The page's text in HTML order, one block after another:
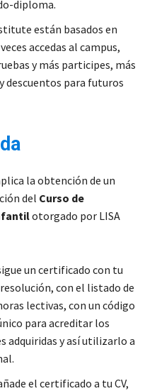
diploma.
están basados en
accedas al campus,
y más participes, más
descuentos para futuros
la obtención de un
del Curso de
otorgado por LISA
un certificado con tu
con el listado de
lectivas, con un código
para acreditar los
adquiridas y así utilizarlo a
el certificado a tu CV,